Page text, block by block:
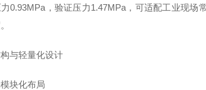
0.93MPa，验证压力1.47MPa，可适配工业现
与轻量化设计
块化布局